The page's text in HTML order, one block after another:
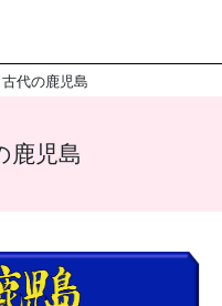
代の鹿児島
鹿児島